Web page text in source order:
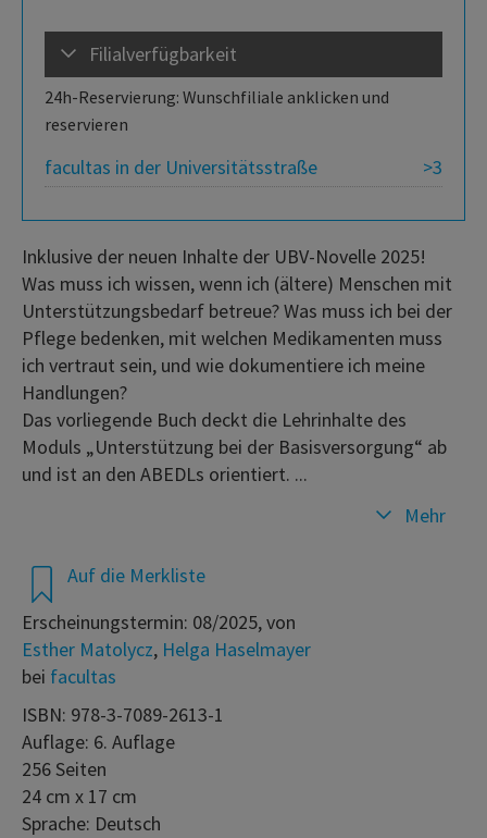
Filialverfügbarkeit
24h-Reservierung: Wunschfiliale anklicken und
reservieren
>3
facultas in der Universitätsstraße
Auf die Merkliste
Erscheinungstermin: 08/2025, von
Esther Matolycz, Helga Haselmayer
bei facultas
ISBN: 978-3-7089-2613-1
Auflage: 6. Auflage
256 Seiten
24 cm x 17 cm
Sprache: Deutsch
Inklusive der neuen Inhalte der UBV-Novelle 2025!
Was muss ich wissen, wenn ich (ältere) Menschen mit
Unterstützungsbedarf betreue? Was muss ich bei der
Pflege bedenken, mit welchen Medikamenten muss
ich vertraut sein, und wie dokumentiere ich meine
Handlungen?
Das vorliegende Buch deckt die Lehrinhalte des
Moduls „Unterstützung bei der Basisversorgung“ ab
und ist an den ABEDLs orientiert. ...
Mehr